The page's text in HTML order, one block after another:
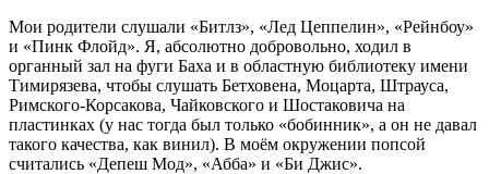
Мои родители слушали «Битлз», «Лед Цеппелин», «Рейнбоу»
и «Пинк Флойд». Я, абсолютно добровольно, ходил в
органный зал на фуги Баха и в областную библиотеку имени
Тимирязева, чтобы слушать Бетховена, Моцарта, Штрауса,
Римского-Корсакова, Чайковского и Шостаковича на
пластинках (у нас тогда был только «бобинник», а он не давал
такого качества, как винил). В моём окружении попсой
считались «Депеш Мод», «Абба» и «Би Джис».